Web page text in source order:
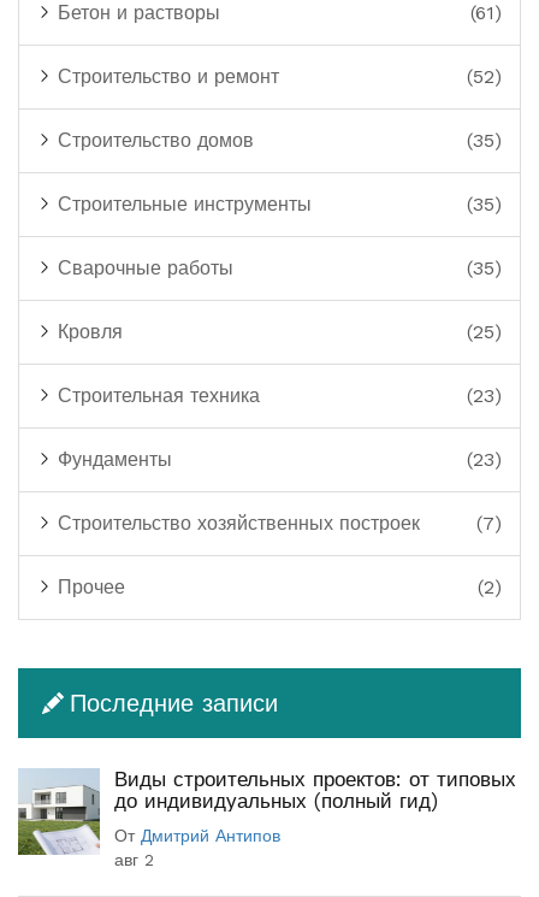
Бетон и растворы (61)
Строительство и ремонт (52)
Строительство домов (35)
Строительные инструменты (35)
Сварочные работы (35)
Кровля (25)
Строительная техника (23)
Фундаменты (23)
Строительство хозяйственных построек (7)
Прочее (2)
Последние записи
Виды строительных проектов: от типовых
до индивидуальных (полный гид)
От Дмитрий Антипов
авг 2